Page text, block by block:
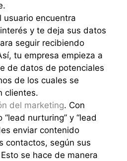
usuario encuentra
y te deja sus datos
seguir recibiendo
tu empresa empieza a
de datos de potenciales
de los cuales se
clientes.
del marketing. Con
nurturing” y “lead
enviar contenido
contactos, según sus
se hace de manera